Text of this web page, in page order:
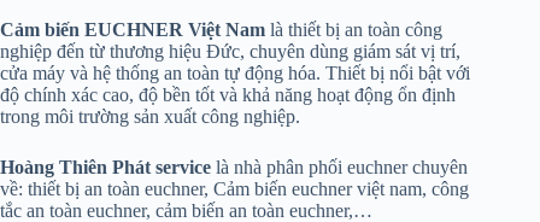
Cảm biến EUCHNER Việt Nam là thiết bị an toàn công
nghiệp đến từ thương hiệu Đức, chuyên dùng giám sát vị trí,
cửa máy và hệ thống an toàn tự động hóa. Thiết bị nổi bật với
độ chính xác cao, độ bền tốt và khả năng hoạt động ổn định
trong môi trường sản xuất công nghiệp.
Hoàng Thiên Phát service là nhà phân phối euchner chuyên
về: thiết bị an toàn euchner, Cảm biến euchner việt nam, công
tắc an toàn euchner, cảm biến an toàn euchner,…